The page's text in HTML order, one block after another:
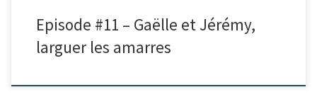
Episode #11 – Gaëlle et Jérémy,
larguer les amarres